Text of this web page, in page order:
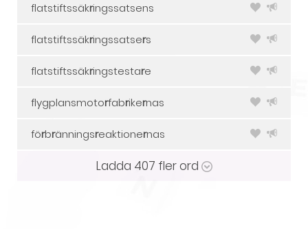
flatstiftssäkringssatsens
flatstiftssäkringssatsers
flatstiftssäkringstestare
flygplansmotorfabrikernas
förbränningsreaktionernas
Ladda 407 fler ord